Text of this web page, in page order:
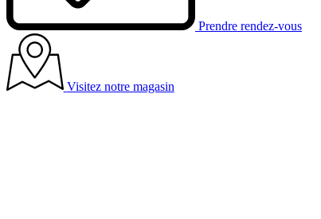
Prendre rendez-vous
Visitez notre magasin